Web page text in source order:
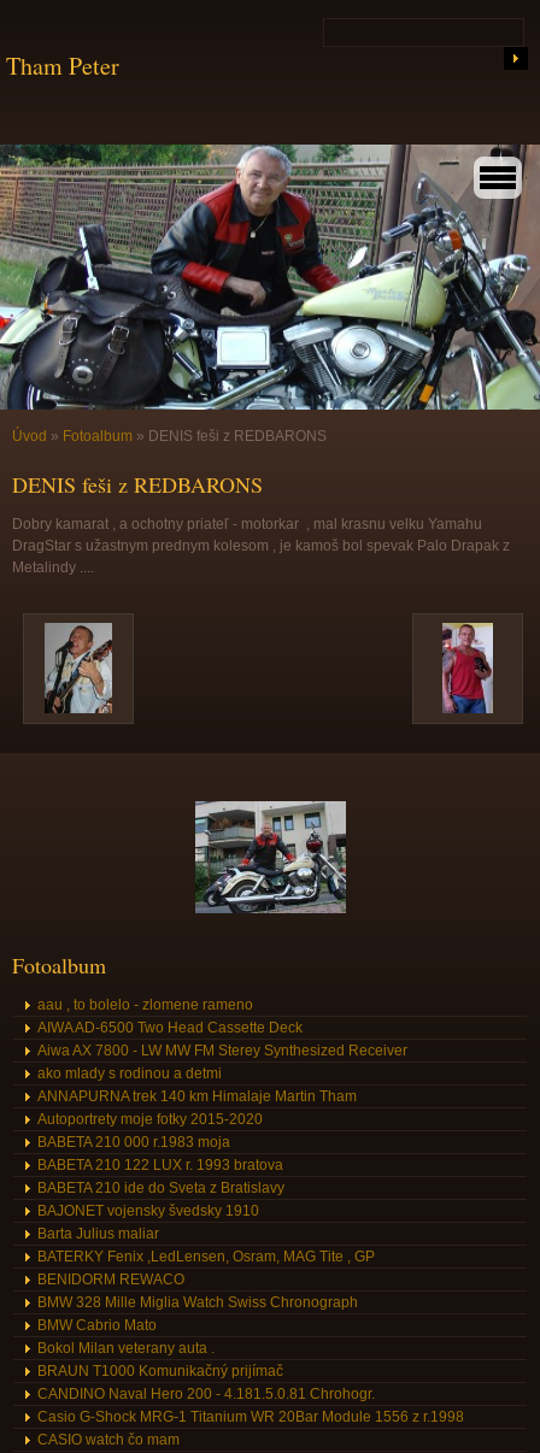
Tham Peter
Úvod » Fotoalbum » DENIS feši z REDBARONS
DENIS feši z REDBARONS
Dobry kamarat , a ochotny priateľ - motorkar , mal krasnu velku Yamahu
DragStar s užastnym prednym kolesom , je kamoš bol spevak Palo Drapak z
Metalindy ....
Fotoalbum
aau , to bolelo - zlomene rameno
AIWA AD-6500 Two Head Cassette Deck
Aiwa AX 7800 - LW MW FM Sterey Synthesized Receiver
ako mlady s rodinou a detmi
ANNAPURNA trek 140 km Himalaje Martin Tham
Autoportrety moje fotky 2015-2020
BABETA 210 000 r.1983 moja
BABETA 210 122 LUX r. 1993 bratova
BABETA 210 ide do Sveta z Bratislavy
BAJONET vojensky švedsky 1910
Barta Julius maliar
BATERKY Fenix ,LedLensen, Osram, MAG Tite , GP
BENIDORM REWACO
BMW 328 Mille Miglia Watch Swiss Chronograph
BMW Cabrio Mato
Bokol Milan veterany auta .
BRAUN T1000 Komunikačný prijímač
CANDINO Naval Hero 200 - 4.181.5.0.81 Chrohogr.
Casio G-Shock MRG-1 Titanium WR 20Bar Module 1556 z r.1998
CASIO watch čo mam